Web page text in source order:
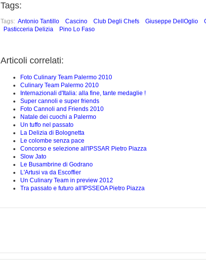
Tags:
Tags: Antonio Tantillo Cascino Club Degli Chefs Giuseppe DellOglio
Pasticceria Delizia
Pino Lo Faso
Articoli correlati:
Foto Culinary Team Palermo 2010
Culinary Team Palermo 2010
Internazionali d'Italia: alla fine, tante medaglie !
Super cannoli e super friends
Foto Cannoli and Friends 2010
Natale dei cuochi a Palermo
Un tuffo nel passato
La Delizia di Bolognetta
Le colombe senza pace
Concorso e selezione all'IPSSAR Pietro Piazza
Slow Jato
Le Busambrine di Godrano
L'Artusi va da Escoffier
Un Culinary Team in preview 2012
Tra passato e futuro all'IPSSEOA Pietro Piazza